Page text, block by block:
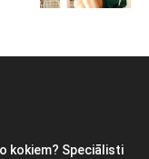
kokiem? Speciālisti